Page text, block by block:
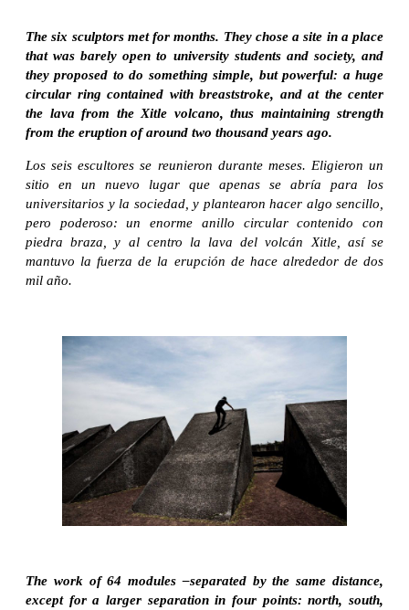
The six sculptors met for months. They chose a site in a place
that was barely open to university students and society, and
they proposed to do something simple, but powerful: a huge
circular ring contained with breaststroke, and at the center
the lava from the Xitle volcano, thus maintaining strength
from the eruption of around two thousand years ago.
Los seis escultores se reunieron durante meses. Eligieron un
sitio en un nuevo lugar que apenas se abría para los
universitarios y la sociedad, y plantearon hacer algo sencillo,
pero poderoso: un enorme anillo circular contenido con
piedra braza, y al centro la lava del volcán Xitle, así se
mantuvo la fuerza de la erupción de hace alrededor de dos
mil año.
The work of 64 modules –separated by the same distance,
except for a larger separation in four points: north, south,